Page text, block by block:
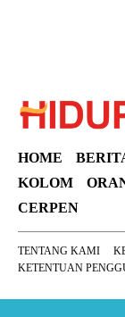
HOME
KOLOM
CERPEN
TENTANG KAMI
KETENTUAN